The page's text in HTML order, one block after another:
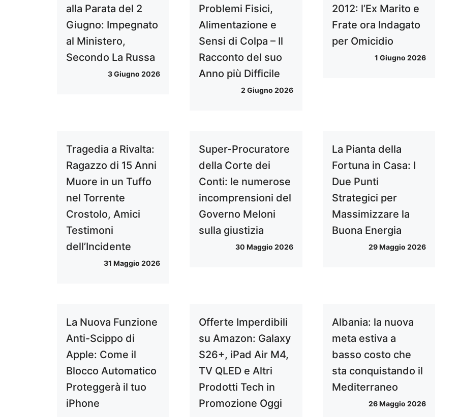
alla Parata del 2
Giugno: Impegnato
al Ministero,
Secondo La Russa
3 Giugno 2026
Problemi Fisici,
Alimentazione e
Sensi di Colpa – Il
Racconto del suo
Anno più Difficile
2 Giugno 2026
2012: l’Ex Marito e
Frate ora Indagato
per Omicidio
1 Giugno 2026
Tragedia a Rivalta:
Ragazzo di 15 Anni
Muore in un Tuffo
nel Torrente
Crostolo, Amici
Testimoni
dell’Incidente
31 Maggio 2026
Super-Procuratore
della Corte dei
Conti: le numerose
incomprensioni del
Governo Meloni
sulla giustizia
30 Maggio 2026
La Pianta della
Fortuna in Casa: I
Due Punti
Strategici per
Massimizzare la
Buona Energia
29 Maggio 2026
La Nuova Funzione
Anti-Scippo di
Apple: Come il
Blocco Automatico
Proteggerà il tuo
iPhone
Offerte Imperdibili
su Amazon: Galaxy
S26+, iPad Air M4,
TV QLED e Altri
Prodotti Tech in
Promozione Oggi
Albania: la nuova
meta estiva a
basso costo che
sta conquistando il
Mediterraneo
26 Maggio 2026